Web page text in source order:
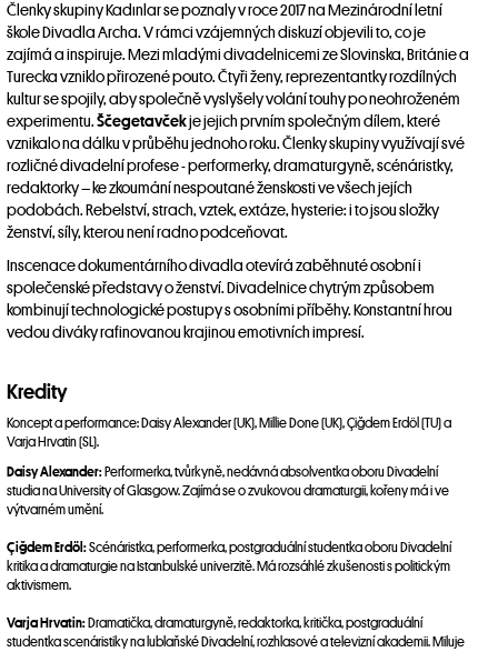
Členky skupiny Kadınlar se poznaly v roce 2017 na Mezinárodní letní
škole Divadla Archa. V rámci vzájemných diskuzí objevili to, co je
zajímá a inspiruje. Mezi mladými divadelnicemi ze Slovinska, Británie a
Turecka vzniklo přirozené pouto. Čtyři ženy, reprezentantky rozdílných
kultur se spojily, aby společně vyslyšely volání touhy po neohroženém
experimentu. Ščegetavčekje jejich prvním společným dílem, které
vznikalo na dálku v průběhu jednoho roku. Členky skupiny využívají své
rozličné divadelní profese - performerky, dramaturgyně, scénáristky,
redaktorky – ke zkoumání nespoutané ženskosti ve všech jejích
podobách. Rebelství, strach, vztek, extáze, hysterie: i to jsou složky
ženství, síly, kterou není radno podceňovat.
Inscenace dokumentárního divadla otevírá zaběhnuté osobní i
společenské představy o ženství. Divadelnice chytrým způsobem
kombinují technologické postupy s osobními příběhy. Konstantní hrou
vedou diváky rafinovanou krajinou emotivních impresí.
Kredity
Koncept a performance: Daisy Alexander (UK), Millie Done (UK), Çiğdem Erdöl (TU) a
Varja Hrvatin (SL).
Daisy Alexander: Performerka, tvůrkyně, nedávná absolventka oboru Divadelní
studia na University of Glasgow. Zajímá se o zvukovou dramaturgii, kořeny má i ve
výtvarném umění.
Çiğdem Erdöl:Scénáristka, performerka, postgraduální studentka oboru Divadelní
kritika a dramaturgie na Istanbulské univerzitě. Má rozsáhlé zkušenosti s politickým
aktivismem.
Varja Hrvatin: Dramatička, dramaturgyně, redaktorka, kritička, postgraduální
studentka scenáristiky na lublaňské Divadelní, rozhlasové a televizní akademii. Miluje